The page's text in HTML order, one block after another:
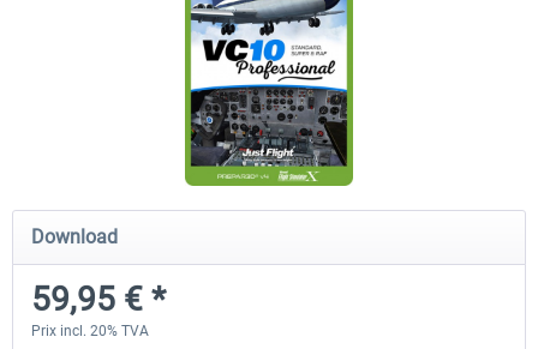
A320 Family professional Bundle
80,62 € *
Aerosoft A320/A321
Download
59,95 € *
Prix incl. 20% TVA